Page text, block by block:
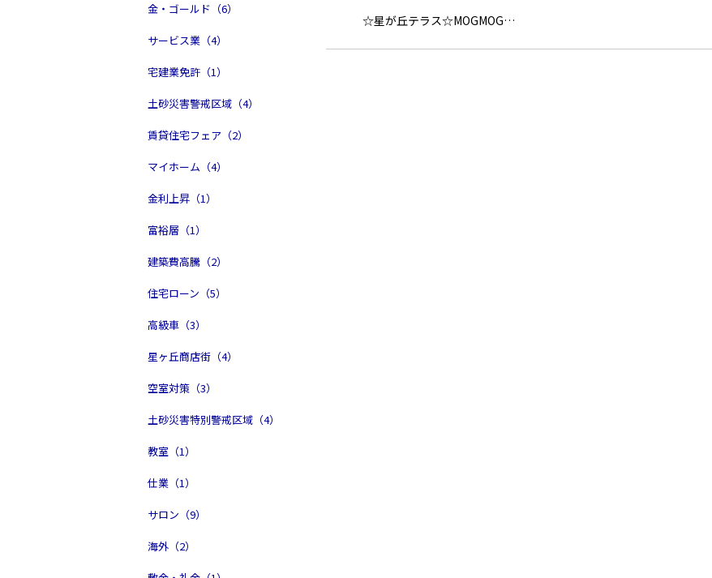
金・ゴールド（6）
サービス業（4）
宅建業免許（1）
土砂災害警戒区域（4）
賃貸住宅フェア（2）
マイホーム（4）
金利上昇（1）
富裕層（1）
建築費高騰（2）
住宅ローン（5）
高級車（3）
星ヶ丘商店街（4）
空室対策（3）
土砂災害特別警戒区域（4）
教室（1）
仕業（1）
サロン（9）
海外（2）
☆星が丘テラス☆MOGMOG…